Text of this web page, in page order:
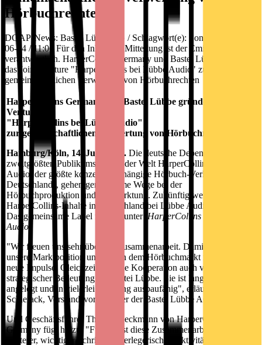
Hörbuchrechten
DGAP-News: Bastei Lübbe AG / Schlagwort(e): Sonstiges 2016-
06-14 / 11:00 Für den Inhalt der Mitteilung ist der Emittent
verantwortlich. HarperCollins Germany und Bastei Lübbe gründen
das Joint-Venture "HarperCollins bei Lübbe Audio" zur
gemeinschaftlichen Verwertung von Hörbuchrechten
HarperCollins Germany und Bastei Lübbe gründen das Joint-
Venture
"HarperCollins bei Lübbe Audio"
zur gemeinschaftlichen Verwertung von Hörbuchrechten
Hamburg/Köln, 14. Juni 2016. Die deutsche Dependance des
zweitgrößten Publikumsverlags der Welt HarperCollins und Lübbe
Audio, der größte konzernunabhängige Hörbuch-Verlag
Deutschlands, gehen gemeinsame Wege bei der
Hörbuchproduktion und -vermarktung. Zukünftig werden alle
HarperCollins-Inhalte in Deutschland bei Lübbe Audio vermarktet.
Das gemeinsame Label firmiert unter , HarperCollins bei Lübbe
Audio'
"Wir freuen uns sehr über die Zusammenarbeit. Damit stärken wir
unsere Marktposition und liefern dem Hörbuchmarkt nachhaltig
neue Impulse. Gleichzeitig ist die Kooperation auch von
strategischer Bedeutung für Bastei Lübbe. Sie ist langfristig
angelegt und in vielerlei Richtung ausbaufähig", erläutert Thomas
Schierack, Vorstandsvorsitzender der Bastei Lübbe AG.
Und Geschäftsführer Thomas Beckmann von HarperCollins
Germany fügt hinzu: "Für uns ist diese Zusammenarbeit ein
weiterer, wichtiger Schritt, die verlegerischen Aktivitäten von